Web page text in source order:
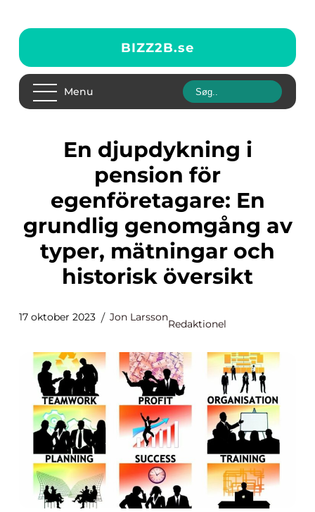
BIZZ2B.se
Menu
En djupdykning i
pension för
egenföretagare: En
grundlig genomgång av
typer, mätningar och
historisk översikt
17 oktober 2023 Jon Larsson
Redaktionel